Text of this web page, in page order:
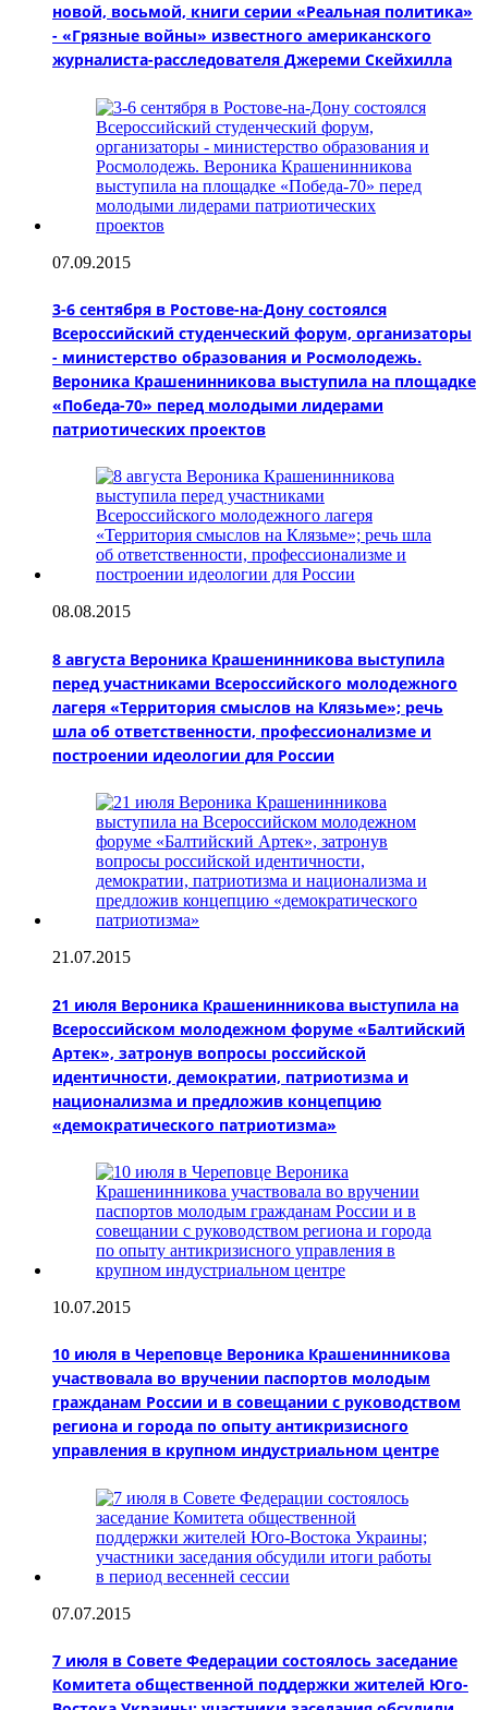
новой, восьмой, книги серии «Реальная политика»
- «Грязные войны» известного американского
журналиста-расследователя Джереми Скейхилла
07.09.2015
3-6 сентября в Ростове-на-Дону состоялся
Всероссийский студенческий форум, организаторы
- министерство образования и Росмолодежь.
Вероника Крашенинникова выступила на площадке
«Победа-70» перед молодыми лидерами
патриотических проектов
08.08.2015
8 августа Вероника Крашенинникова выступила
перед участниками Всероссийского молодежного
лагеря «Территория смыслов на Клязьме»; речь
шла об ответственности, профессионализме и
построении идеологии для России
21.07.2015
21 июля Вероника Крашенинникова выступила на
Всероссийском молодежном форуме «Балтийский
Артек», затронув вопросы российской
идентичности, демократии, патриотизма и
национализма и предложив концепцию
«демократического патриотизма»
10.07.2015
10 июля в Череповце Вероника Крашенинникова
участвовала во вручении паспортов молодым
гражданам России и в совещании с руководством
региона и города по опыту антикризисного
управления в крупном индустриальном центре
07.07.2015
7 июля в Совете Федерации состоялось заседание
Комитета общественной поддержки жителей Юго-